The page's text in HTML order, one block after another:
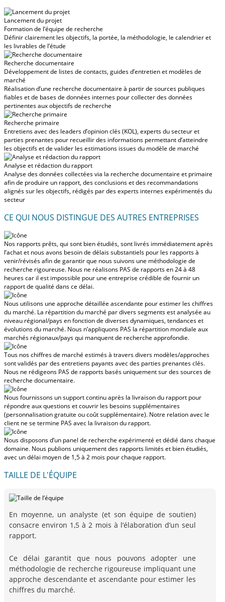
Lancement du projet
Formation de l’équipe de recherche
Définir clairement les objectifs, la portée, la méthodologie, le calendrier et
les livrables de l’étude
Recherche documentaire
Développement de listes de contacts, guides d’entretien et modèles de
marché
Réalisation d’une recherche documentaire à partir de sources publiques
fiables et de bases de données internes pour collecter des données
pertinentes aux objectifs de recherche
Recherche primaire
Entretiens avec des leaders d’opinion clés (KOL), experts du secteur et
parties prenantes pour recueillir des informations permettant d’atteindre
les objectifs et de valider les estimations issues du modèle de marché
Analyse et rédaction du rapport
Analyse des données collectées via la recherche documentaire et primaire
afin de produire un rapport, des conclusions et des recommandations
alignés sur les objectifs, rédigés par des experts internes expérimentés du
secteur
CE QUI NOUS DISTINGUE DES AUTRES ENTREPRISES
Nos rapports prêts, qui sont bien étudiés, sont livrés immédiatement après
l’achatet nous avons besoin de délais substantiels pour les rapports à
venir/révisés afin de garantir que nous suivons une méthodologie de
recherche rigoureuse. Nous ne réalisons PAS de rapports en 24 à 48
heurescar il est impossible pour une entreprise crédible de fournir un
rapport de qualité dans ce délai.
Nous utilisons une approche détaillée ascendante pour estimer les chiffres
du marché. La répartition du marché par divers segments est analysée au
niveau régional/pays en fonction de diverses dynamiques, tendances et
évolutions du marché. Nous n’appliquons PAS la répartition mondiale aux
marchés régionaux/paysqui manquent de recherche approfondie.
Tous nos chiffres de marché estimés à travers divers modèles/approches
sont validés par des entretiens payants avec des parties prenantes clés.
Nous ne rédigeons PAS de rapports basés uniquement sur des sources de
recherche documentaire.
Nous fournissons un support continu après la livraison du rapport pour
répondre aux questions et couvrir les besoins supplémentaires
(personnalisation gratuite ou coût supplémentaire). Notre relation avec le
client ne se termine PAS avec la livraison du rapport.
Nous disposons d’un panel de recherche expérimenté et dédié dans chaque
domaine. Nous publions uniquement des rapports limités et bien étudiés,
avec un délai moyen de 1,5 à 2 mois pour chaque rapport.
TAILLE DE L'ÉQUIPE
En moyenne, un analyste (et son équipe de soutien)
consacre environ 1,5 à 2 mois à l’élaboration d’un seul
rapport.
Ce délai garantit que nous pouvons adopter une
méthodologie de recherche rigoureuse impliquant une
approche descendante et ascendante pour estimer les
chiffres du marché.